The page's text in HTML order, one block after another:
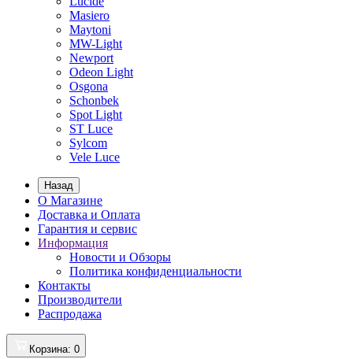
Masiero
Maytoni
MW-Light
Newport
Odeon Light
Osgona
Schonbek
Spot Light
ST Luce
Sylcom
Vele Luce
Назад
О Магазине
Доставка и Оплата
Гарантия и сервис
Информация
Новости и Обзоры
Политика конфиденциальности
Контакты
Производители
Распродажа
Корзина: 0